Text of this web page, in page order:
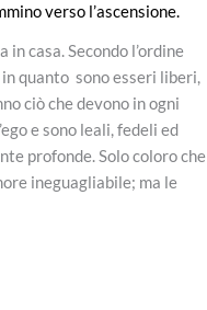
verso l’ascensione.
casa. Secondo l’ordine
in quanto sono esseri liberi,
ciò che devono in ogni
e sono leali, fedeli ed
profonde. Solo coloro che
ineguagliabile; ma le